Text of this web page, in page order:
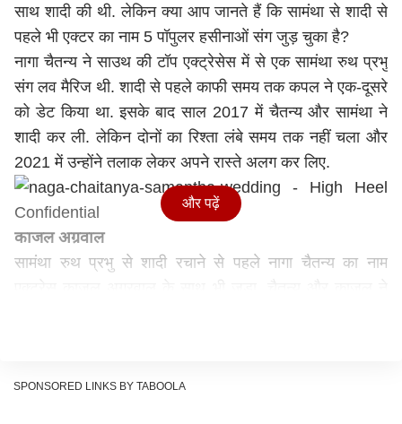
साथ शादी की थी. लेकिन क्या आप जानते हैं कि सामंथा से शादी से
पहले भी एक्टर का नाम 5 पॉपुलर हसीनाओं संग जुड़ चुका है?
नागा चैतन्य ने साउथ की टॉप एक्ट्रेसेस में से एक सामंथा रुथ प्रभु
संग लव मैरिज थी. शादी से पहले काफी समय तक कपल ने एक-दूसरे
को डेट किया था. इसके बाद साल 2017 में चैतन्य और सामंथा ने
शादी कर ली. लेकिन दोनों का रिश्ता लंबे समय तक नहीं चला और
2021 में उन्होंने तलाक लेकर अपने रास्ते अलग कर लिए.
काजल अग्रवाल
सामंथा रुथ प्रभु से शादी रचाने से पहले नागा चैतन्य का नाम
रिश्ते को ऑफिशियल नहीं किया.
और पढ़ें
SPONSORED LINKS BY TABOOLA